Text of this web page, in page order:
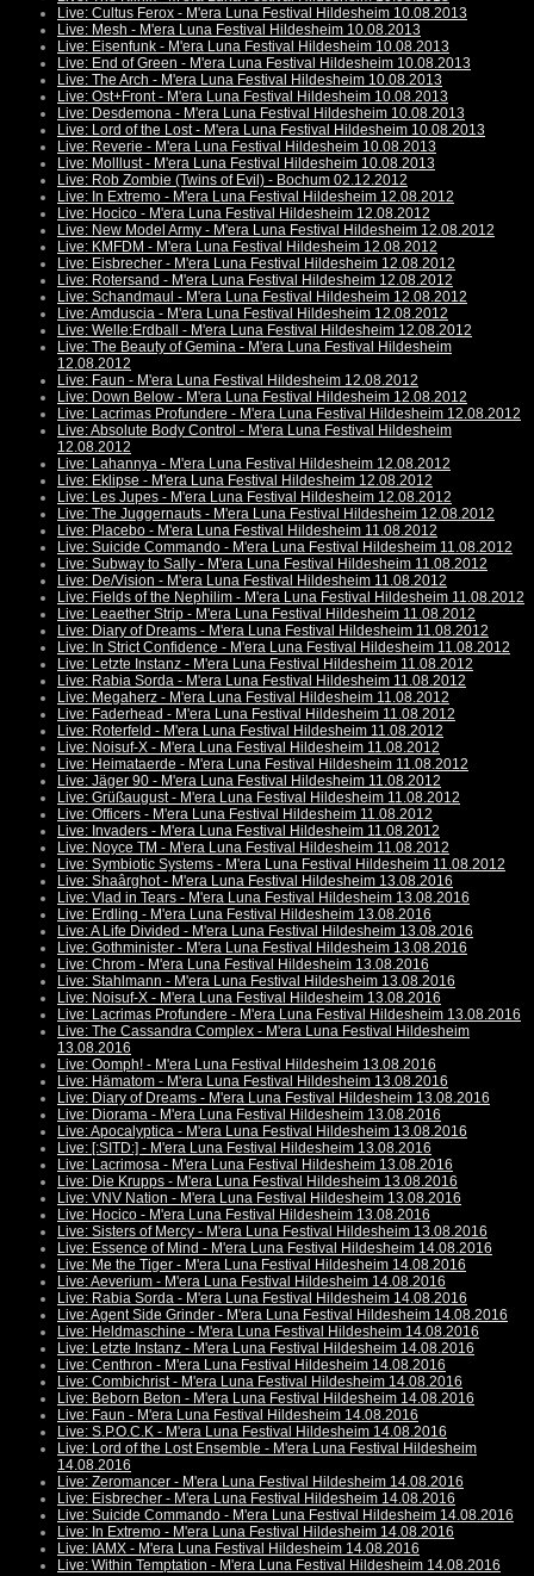
Live: Cultus Ferox - M'era Luna Festival Hildesheim 10.08.2013
Live: Mesh - M'era Luna Festival Hildesheim 10.08.2013
Live: Eisenfunk - M'era Luna Festival Hildesheim 10.08.2013
Live: End of Green - M'era Luna Festival Hildesheim 10.08.2013
Live: The Arch - M'era Luna Festival Hildesheim 10.08.2013
Live: Ost+Front - M'era Luna Festival Hildesheim 10.08.2013
Live: Desdemona - M'era Luna Festival Hildesheim 10.08.2013
Live: Lord of the Lost - M'era Luna Festival Hildesheim 10.08.2013
Live: Reverie - M'era Luna Festival Hildesheim 10.08.2013
Live: Molllust - M'era Luna Festival Hildesheim 10.08.2013
Live: Rob Zombie (Twins of Evil) - Bochum 02.12.2012
Live: In Extremo - M'era Luna Festival Hildesheim 12.08.2012
Live: Hocico - M'era Luna Festival Hildesheim 12.08.2012
Live: New Model Army - M'era Luna Festival Hildesheim 12.08.2012
Live: KMFDM - M'era Luna Festival Hildesheim 12.08.2012
Live: Eisbrecher - M'era Luna Festival Hildesheim 12.08.2012
Live: Rotersand - M'era Luna Festival Hildesheim 12.08.2012
Live: Schandmaul - M'era Luna Festival Hildesheim 12.08.2012
Live: Amduscia - M'era Luna Festival Hildesheim 12.08.2012
Live: Welle:Erdball - M'era Luna Festival Hildesheim 12.08.2012
Live: The Beauty of Gemina - M'era Luna Festival Hildesheim
12.08.2012
Live: Faun - M'era Luna Festival Hildesheim 12.08.2012
Live: Down Below - M'era Luna Festival Hildesheim 12.08.2012
Live: Lacrimas Profundere - M'era Luna Festival Hildesheim 12.08.2012
Live: Absolute Body Control - M'era Luna Festival Hildesheim
12.08.2012
Live: Lahannya - M'era Luna Festival Hildesheim 12.08.2012
Live: Eklipse - M'era Luna Festival Hildesheim 12.08.2012
Live: Les Jupes - M'era Luna Festival Hildesheim 12.08.2012
Live: The Juggernauts - M'era Luna Festival Hildesheim 12.08.2012
Live: Placebo - M'era Luna Festival Hildesheim 11.08.2012
Live: Suicide Commando - M'era Luna Festival Hildesheim 11.08.2012
Live: Subway to Sally - M'era Luna Festival Hildesheim 11.08.2012
Live: De/Vision - M'era Luna Festival Hildesheim 11.08.2012
Live: Fields of the Nephilim - M'era Luna Festival Hildesheim 11.08.2012
Live: Leaether Strip - M'era Luna Festival Hildesheim 11.08.2012
Live: Diary of Dreams - M'era Luna Festival Hildesheim 11.08.2012
Live: In Strict Confidence - M'era Luna Festival Hildesheim 11.08.2012
Live: Letzte Instanz - M'era Luna Festival Hildesheim 11.08.2012
Live: Rabia Sorda - M'era Luna Festival Hildesheim 11.08.2012
Live: Megaherz - M'era Luna Festival Hildesheim 11.08.2012
Live: Faderhead - M'era Luna Festival Hildesheim 11.08.2012
Live: Roterfeld - M'era Luna Festival Hildesheim 11.08.2012
Live: Noisuf-X - M'era Luna Festival Hildesheim 11.08.2012
Live: Heimataerde - M'era Luna Festival Hildesheim 11.08.2012
Live: Jäger 90 - M'era Luna Festival Hildesheim 11.08.2012
Live: Grüßaugust - M'era Luna Festival Hildesheim 11.08.2012
Live: Officers - M'era Luna Festival Hildesheim 11.08.2012
Live: Invaders - M'era Luna Festival Hildesheim 11.08.2012
Live: Noyce TM - M'era Luna Festival Hildesheim 11.08.2012
Live: Symbiotic Systems - M'era Luna Festival Hildesheim 11.08.2012
Live: Shaârghot - M'era Luna Festival Hildesheim 13.08.2016
Live: Vlad in Tears - M'era Luna Festival Hildesheim 13.08.2016
Live: Erdling - M'era Luna Festival Hildesheim 13.08.2016
Live: A Life Divided - M'era Luna Festival Hildesheim 13.08.2016
Live: Gothminister - M'era Luna Festival Hildesheim 13.08.2016
Live: Chrom - M'era Luna Festival Hildesheim 13.08.2016
Live: Stahlmann - M'era Luna Festival Hildesheim 13.08.2016
Live: Noisuf-X - M'era Luna Festival Hildesheim 13.08.2016
Live: Lacrimas Profundere - M'era Luna Festival Hildesheim 13.08.2016
Live: The Cassandra Complex - M'era Luna Festival Hildesheim
13.08.2016
Live: Oomph! - M'era Luna Festival Hildesheim 13.08.2016
Live: Hämatom - M'era Luna Festival Hildesheim 13.08.2016
Live: Diary of Dreams - M'era Luna Festival Hildesheim 13.08.2016
Live: Diorama - M'era Luna Festival Hildesheim 13.08.2016
Live: Apocalyptica - M'era Luna Festival Hildesheim 13.08.2016
Live: [:SITD:] - M'era Luna Festival Hildesheim 13.08.2016
Live: Lacrimosa - M'era Luna Festival Hildesheim 13.08.2016
Live: Die Krupps - M'era Luna Festival Hildesheim 13.08.2016
Live: VNV Nation - M'era Luna Festival Hildesheim 13.08.2016
Live: Hocico - M'era Luna Festival Hildesheim 13.08.2016
Live: Sisters of Mercy - M'era Luna Festival Hildesheim 13.08.2016
Live: Essence of Mind - M'era Luna Festival Hildesheim 14.08.2016
Live: Me the Tiger - M'era Luna Festival Hildesheim 14.08.2016
Live: Aeverium - M'era Luna Festival Hildesheim 14.08.2016
Live: Rabia Sorda - M'era Luna Festival Hildesheim 14.08.2016
Live: Agent Side Grinder - M'era Luna Festival Hildesheim 14.08.2016
Live: Heldmaschine - M'era Luna Festival Hildesheim 14.08.2016
Live: Letzte Instanz - M'era Luna Festival Hildesheim 14.08.2016
Live: Centhron - M'era Luna Festival Hildesheim 14.08.2016
Live: Combichrist - M'era Luna Festival Hildesheim 14.08.2016
Live: Beborn Beton - M'era Luna Festival Hildesheim 14.08.2016
Live: Faun - M'era Luna Festival Hildesheim 14.08.2016
Live: S.P.O.C.K - M'era Luna Festival Hildesheim 14.08.2016
Live: Lord of the Lost Ensemble - M'era Luna Festival Hildesheim
14.08.2016
Live: Zeromancer - M'era Luna Festival Hildesheim 14.08.2016
Live: Eisbrecher - M'era Luna Festival Hildesheim 14.08.2016
Live: Suicide Commando - M'era Luna Festival Hildesheim 14.08.2016
Live: In Extremo - M'era Luna Festival Hildesheim 14.08.2016
Live: IAMX - M'era Luna Festival Hildesheim 14.08.2016
Live: Within Temptation - M'era Luna Festival Hildesheim 14.08.2016